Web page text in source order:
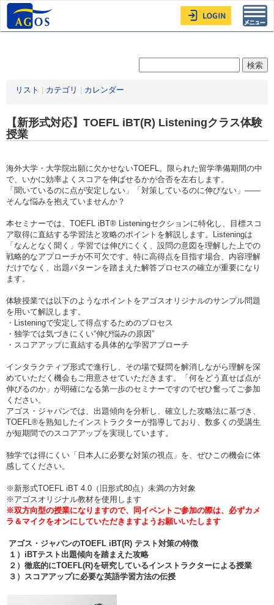
リスト カテゴリ カレンダー
【新形式対応】TOEFL iBT(R) Listeningクラス体験
授業
海外大学・大学院出願に欠かせないTOEFL。限られた留学準備期間の中
で、いかに効率よくスコアを伸ばせるかが合否を左右します。
「聞いているのに点が安定しない」「対策しているのに伸びない」——
そんな悩みを抱えていませんか？
本セミナーでは、TOEFL iBT® Listeningセクションに特化し、目標スコ
ア取得に直結する学習法と攻略のポイントを解説します。Listeningは
「なんとなく聞く」学習では伸びにくく、設問の意図を理解した上での
戦略的なアプローチが不可欠です。特に高得点を目指す場合、内容理解
だけでなく、出題パターンを踏まえた解答プロセスの確立が重要になり
ます。
体験授業では以下のようなポイントをアゴスオリジナルのサンプル問題
を用いて解説します。
・Listeningで安定して得点するためのプロセス
・独学では気づきにくい“伸び悩みの原因”
・スコアアップに直結する具体的な学習アプローチ
インタラクティブ形式で進行し、その場で疑問を解消しながら理解を深
めていただく機会もご用意させていただきます。「何をどう直せば点が
伸びるのか」が明確になる第一歩のセミナーですのでぜひ奮ってご参加
ください。
アゴス・ジャパンでは、出題傾向を分析し、確立した攻略法に基づき、
TOEFL®を熟知したインストラクターが指導しており、数多くの受講生
が短期間でのスコアアップを実現しています。
独学では得にくい「日本人に必要な対策の視点」を、ぜひこの機会に体
感してください。
※新形式TOEFL iBT 4.0（旧形式80点）未満の方対象
※アゴスオリジナル教材を使用します
※双方向型の授業になりますので、同イベントご参加の際は、必ずカメ
ラ＆マイクをオンにしていただきますようお願いいたします
アゴス・ジャパンのTOEFL iBT(R) テスト対策の特徴
１）iBTテスト出題傾向を踏まえた攻略
２）徹底的にTOEFL(R)を研究しているインストラクターによる授業
３）スコアアップに必要な英語学習方法の伝授